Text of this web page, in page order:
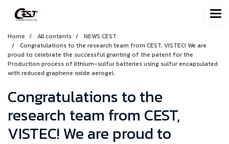
Home All contents
NEWS CEST
Congratulations to the research team from CEST, VISTEC! We are
proud to celebrate the successful granting of the patent for the
Production process of lithium-sulfur batteries using sulfur encapsulated
with reduced graphene oxide aerogel.
Congratulations to the
research team from CEST,
VISTEC! We are proud to